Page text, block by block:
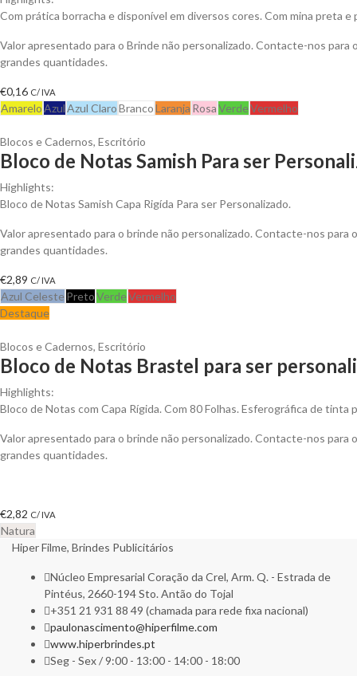
Com prática borracha e disponível em diversos cores. Com mina preta e
Valor apresentado para o Brinde não personalizado. Contacte-nos
grandes quantidades.
€0,16 C/ IVA
AmareloAzulAzul ClaroBrancoLaranja RosaVerdeVermelho
Blocos e Cadernos, Escritório
Bloco de Notas Samish Para ser
Highlights:
Bloco de Notas Samish Capa Rigída Para ser Personalizado.
Valor apresentado para o brinde não personalizado. Contacte-nos para
grandes quantidades.
€2,89 C/ IVA
Azul Celeste PretoVerdeVermelho
Destaque
Blocos e Cadernos, Escritório
Bloco de Notas Brastel para ser
Highlights:
Bloco de Notas com Capa Rígida. Com 80 Folhas. Esferográfica de
Valor apresentado para o brinde não personalizado. Contacte-nos para
grandes quantidades.
€2,82 C/ IVA
Natura
Hiper Filme, Brindes Publicitários
Núcleo Empresarial Coração da Crel, Arm. Q. - Estrada de
Pintéus, 2660-194 Sto. Antão do Tojal
+351 21 931 88 49 (chamada para rede fixa nacional)
paulonascimento@hiperfilme.com
www.hiperbrindes.pt
Seg - Sex / 9:00 - 13:00 - 14:00 - 18:00